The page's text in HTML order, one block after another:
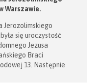
Warszawie.
Jerozolimskiego
się uroczystość
Jezusa
Braci
13. Następnie